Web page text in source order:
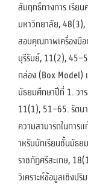
สัมฤทธิ์ทางการ เรีย
มหาวิทยาลัย,
สอบคุณภาพเครื่องมือ
บุรีรัมย์, 11(2),
กล่อง (Box Model)
มัธยมศึกษาปีที่ 1. วา
11(1), 51–65. รัตน
ความสามารถในกา
าหรับนักเรียนชั้นมัธย
ราชภัฏศรีสะเกษ,
วิเคราะห์ข้อมูลเชิงป